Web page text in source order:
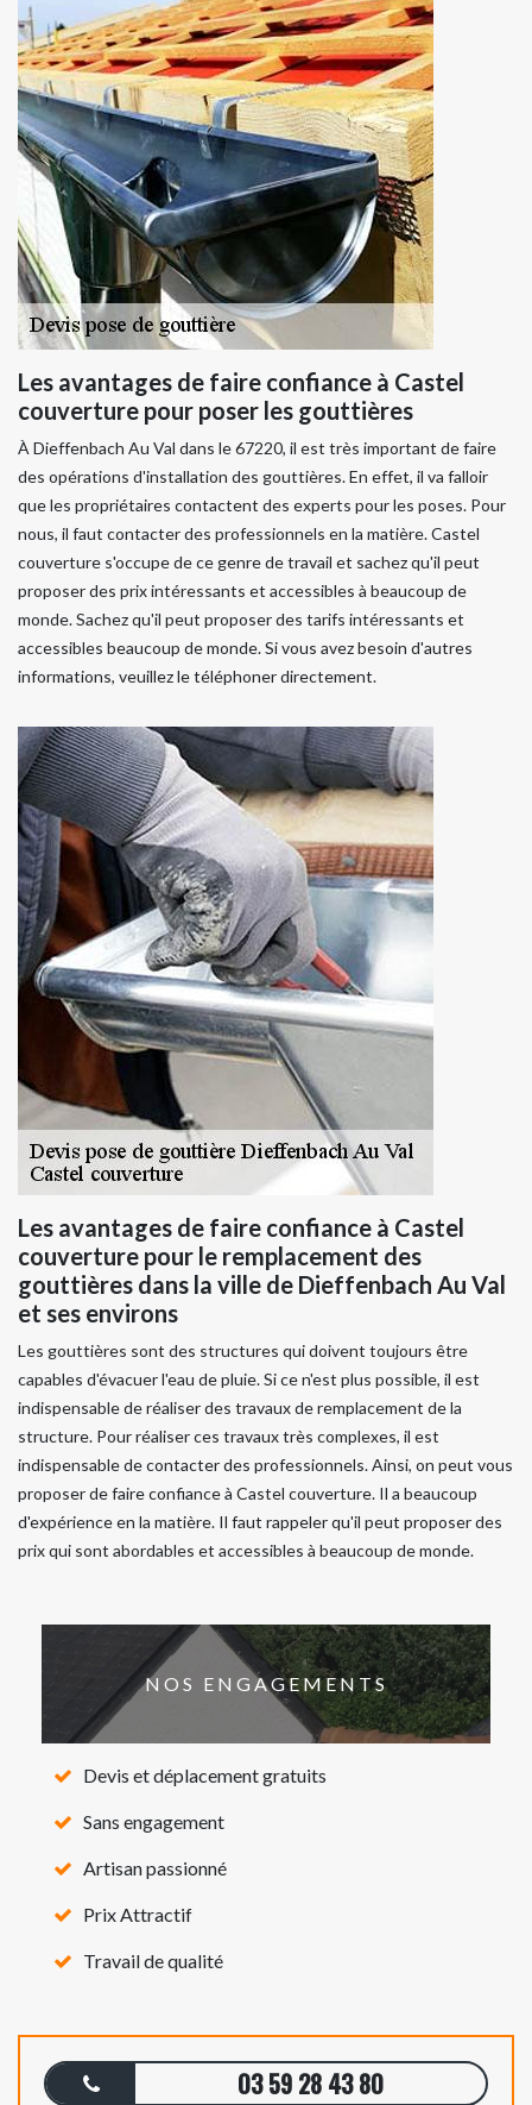
Les avantages de faire confiance à Castel
couverture pour poser les gouttières
À Dieffenbach Au Val dans le 67220, il est très important de faire
des opérations d'installation des gouttières. En effet, il va falloir
que les propriétaires contactent des experts pour les poses. Pour
nous, il faut contacter des professionnels en la matière. Castel
couverture s'occupe de ce genre de travail et sachez qu'il peut
proposer des prix intéressants et accessibles à beaucoup de
monde. Sachez qu'il peut proposer des tarifs intéressants et
accessibles beaucoup de monde. Si vous avez besoin d'autres
informations, veuillez le téléphoner directement.
Les avantages de faire confiance à Castel
couverture pour le remplacement des
gouttières dans la ville de Dieffenbach Au Val
et ses environs
Les gouttières sont des structures qui doivent toujours être
capables d'évacuer l'eau de pluie. Si ce n'est plus possible, il est
indispensable de réaliser des travaux de remplacement de la
structure. Pour réaliser ces travaux très complexes, il est
indispensable de contacter des professionnels. Ainsi, on peut vous
proposer de faire confiance à Castel couverture. Il a beaucoup
d'expérience en la matière. Il faut rappeler qu'il peut proposer des
prix qui sont abordables et accessibles à beaucoup de monde.
NOS ENGAGEMENTS
Devis et déplacement gratuits
Sans engagement
Artisan passionné
Prix Attractif
Travail de qualité
03 59 28 43 80